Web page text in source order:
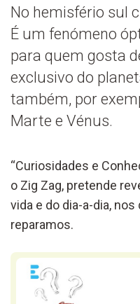
No hemisfério sul
É um fenómeno
para quem gosta
exclusivo do
também, por
Marte e Vénus.
“Curiosidades e
o Zig Zag, pretende
vida e do dia-a-dia,
reparamos.